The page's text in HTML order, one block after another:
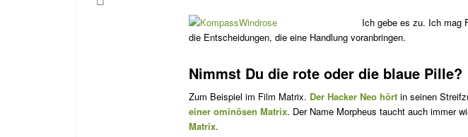
Ich gebe es zu. Ich mag
die Entscheidungen, die eine Handlung voranbringen.
Nimmst Du die rote oder die blaue Pille?
Zum Beispiel im Film Matrix. Der Hacker Neo hört in seinen
einer ominösen Matrix. Der Name Morpheus taucht auch immer
Matrix.